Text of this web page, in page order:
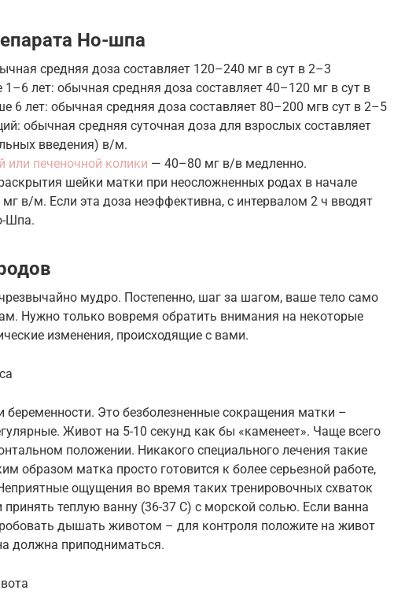
Но-шпа
средняя доза составляет 120–240 мг в сут в 2–3
1–6 лет: обычная средняя доза составляет 40–120 мг в сут в
6 лет: обычная средняя доза составляет 80–200 мгв сут в 2–5
обычная средняя суточная доза для взрослых составляет
введения) в/м.
или печеночной колики — 40–80 мг в/в медленно.
шейки матки при неосложненных родах в начале
в/м. Если эта доза неэффективна, с интервалом 2 ч вводят
Шпа.
мудро. Постепенно, шаг за шагом, ваше тело само
Нужно только вовремя обратить внимания на некоторые
изменения, происходящие с вами.
беременности. Это безболезненные сокращения матки –
Живот на 5-10 секунд как бы «каменеет». Чаще всего
положении. Никакого специального лечения такие
образом матка просто готовится к более серьезной работе,
ощущения во время таких тренировочных схваток
теплую ванну (36-37 С) с морской солью. Если ванна
дышать животом – для контроля положите на живот
должна приподниматься.